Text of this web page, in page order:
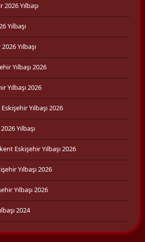
Yılbaşı
Yılbaşı
Yılbaşı
Yılbaşı 2026
Yılbaşı 2026
Yılbaşı 2026
Yılbaşı
Eskişehir Yılbaşı 2026
Yılbaşı 2026
Yılbaşı 2026
2024